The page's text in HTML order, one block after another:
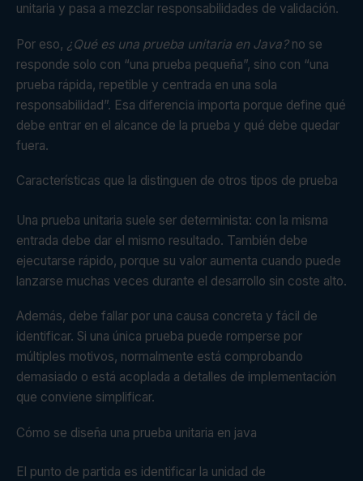
unitaria y pasa a mezclar responsabilidades de validación.
Por eso, ¿Qué es una prueba unitaria en Java?no se
responde solo con “una prueba pequeña”, sino con “una
prueba rápida, repetible y centrada en una sola
responsabilidad”. Esa diferencia importa porque define qué
debe entrar en el alcance de la prueba y qué debe quedar
fuera.
Características que la distinguen de otros tipos de prueba
Una prueba unitaria suele ser determinista: con la misma
entrada debe dar el mismo resultado. También debe
ejecutarse rápido, porque su valor aumenta cuando puede
lanzarse muchas veces durante el desarrollo sin coste alto.
Además, debe fallar por una causa concreta y fácil de
identificar. Si una única prueba puede romperse por
múltiples motivos, normalmente está comprobando
demasiado o está acoplada a detalles de implementación
que conviene simplificar.
Cómo se diseña una prueba unitaria en java
El punto de partida es identificar la unidad de